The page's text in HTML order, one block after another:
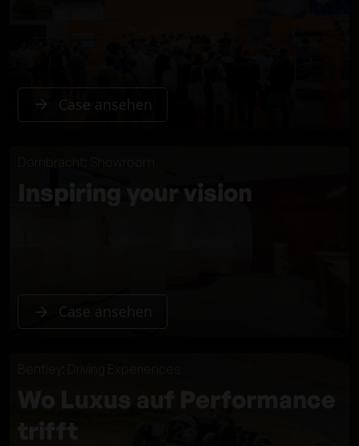
Case ansehen
Inspiring your vision
Case ansehen
Wo Luxus auf Performance
trifft